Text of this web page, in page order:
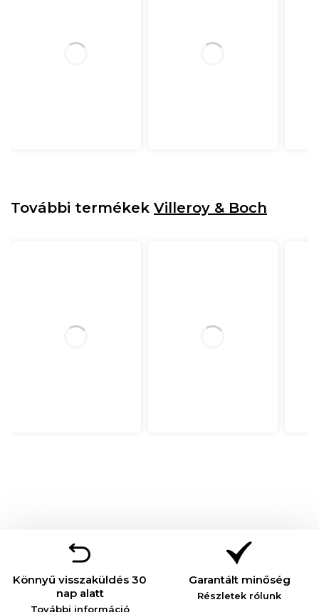
További termékek Villeroy & Boch
Könnyű visszaküldés 30
nap alatt
További információ
Garantált minőség
Részletek rólunk